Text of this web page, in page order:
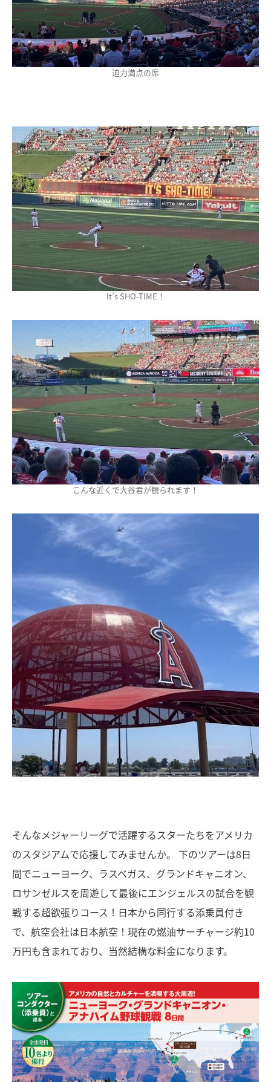
迫力満点の席
It’s SHO-TIME！
こんな近くで大谷君が観られます！
そんなメジャーリーグで活躍するスターたちをアメリカ
のスタジアムで応援してみませんか。 下のツアーは8日
間でニューヨーク、ラスベガス、グランドキャニオン、
ロサンゼルスを周遊して最後にエンジェルスの試合を観
戦する超欲張りコース！日本から同行する添乗員付き
で、航空会社は日本航空！現在の燃油サーチャージ約10
万円も含まれており、当然結構な料金になります。